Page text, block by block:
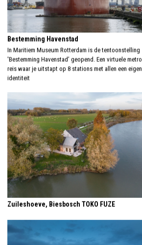
Bestemming Havenstad
In Maritiem Museum Rotterdam is de tentoonstelling
'Bestemming Havenstad’ geopend. Een virtuele metro
reis waar je uitstapt op 8 stations met allen een eigen
identiteit
Zuileshoeve, Biesbosch TOKO FUZE